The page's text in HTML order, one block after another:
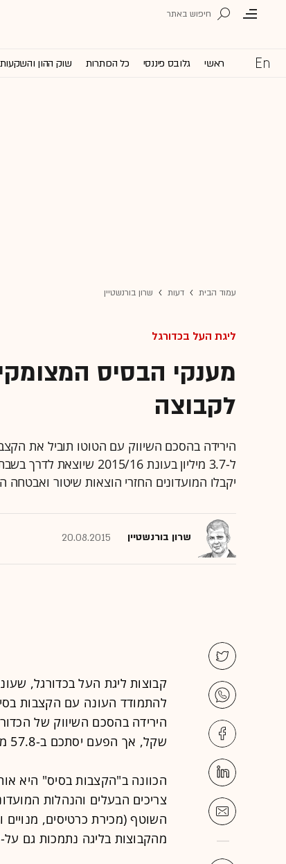
ראשי גלובס פיננסי כל הכותרות שוק ההון והשקעות
עמוד הבית דעות שרון בורנשטיין
ליגת העל בכדורגל
לקבוצה
יקבלו המועדונים החזרי הוצאות שיטור ואבטחה המוערכים
שרון בורנשטיין 20.08.2015
שקל, אך הפעם יסתכם ב-57.8 מיליון שקל בלבד.
הכוונה ב"הקצבות בסיס" היא
צריכים הבעלים והנהלות
השוטף (מכירת כרטיסים,
מהקבוצות בליגה נתמכות גם על-